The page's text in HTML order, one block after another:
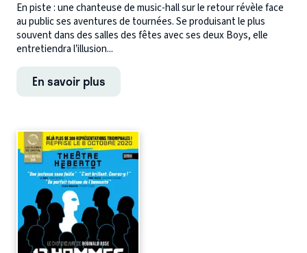
En piste : une chanteuse de music-hall sur le retour révèle face
au public ses aventures de tournées. Se produisant le plus
souvent dans des salles des fêtes avec ses deux Boys, elle
entretiendra l’illusion...
En savoir plus